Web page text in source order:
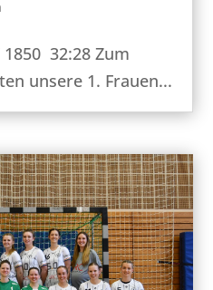
1850 32:28 Zum
unsere 1. Frauen...